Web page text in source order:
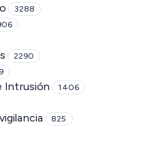
3288
2290
Intrusión 1406
825